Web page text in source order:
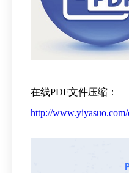
在线PDF文件压缩：
http://www.yiyasuo.com/